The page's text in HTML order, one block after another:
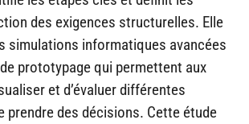
des exigences structurelles. Elle
simulations informatiques avancées
prototypage qui permettent aux
et d’évaluer différentes
prendre des décisions. Cette étude